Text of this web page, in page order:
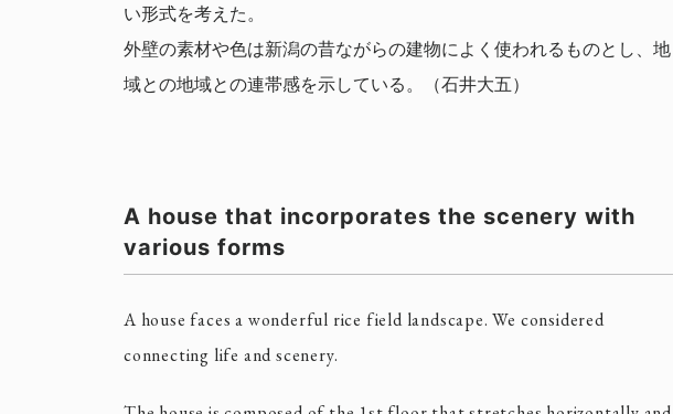
い形式を考えた。
外壁の素材や色は新潟の昔ながらの建物によく使われるものとし、地
域との地域との連帯感を示している。（石井大五）
A house that incorporates the scenery with
various forms
A house faces a wonderful rice field landscape. We considered
connecting life and scenery.